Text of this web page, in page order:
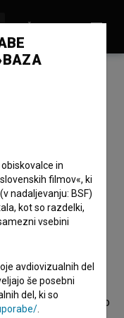
filma
vizualne
z naslovom
stičišče
osvetlijo širšo
in
filmov«, ki
(v nadaljevanju: BSF)
kot so razdelki,
vsebini
avdiovizualnih del
še posebni
del, ki so